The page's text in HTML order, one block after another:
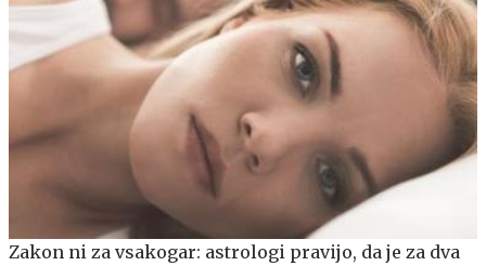
Zakon ni za vsakogar: astrologi pravijo, da je za dva